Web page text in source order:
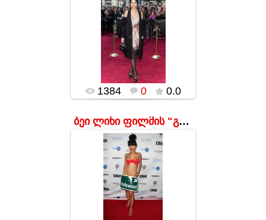
კოლგოტი
ბასანოჩკებთან,
შიშველი მხრები,
მსუბუქად დაფარული
ბეწვით, ჩანთა-
სკივრი და კაბარეს
მოცეკვავის კაბა. ნუ,
რა უნდა...
popularsge
1384 0 0.0
ბეი ლინი ფილმის "გასაღები" პრემიერაზე.
17.01.2016
popularsge